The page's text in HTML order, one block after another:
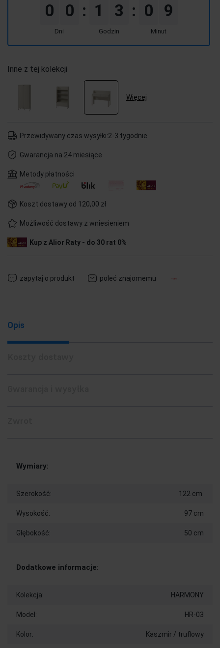
0 0
Dni
: 1 3
Godzin
: 0 9
Minut
Inne z tej kolekcji
Więcej
Przewidywany czas wysyłki:2-3 tygodnie
Gwarancja na 24 miesiące
Metody płatności
Koszt dostawy:od 120,00 zł
Możliwość dostawy z wniesieniem
Kup z Alior Raty - do 30 rat 0%
zapytaj o produkt poleć znajomemu
Opis
Wymiary:
Szerokość: 122 cm
Wysokość: 97 cm
Głębokość: 50 cm
Dodatkowe informacje:
Kolekcja: HARMONY
Model: HR-03
Kolor: Kaszmir / truflowy